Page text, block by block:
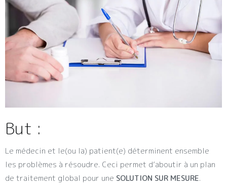
But :
Le médecin et le(ou la) patient(e) déterminent ensemble
les problèmes à résoudre. Ceci permet d’aboutir à un plan
de traitement global pour une SOLUTION SUR MESURE.